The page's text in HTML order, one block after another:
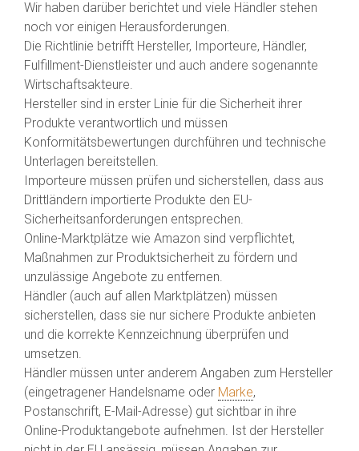
Wir haben darüber berichtet und viele Händler stehen
noch vor einigen Herausforderungen.
Die Richtlinie betrifft Hersteller, Importeure, Händler,
Fulfillment-Dienstleister und auch andere sogenannte
Wirtschaftsakteure.
Hersteller sind in erster Linie für die Sicherheit ihrer
Produkte verantwortlich und müssen
Konformitätsbewertungen durchführen und technische
Unterlagen bereitstellen.
Importeure müssen prüfen und sicherstellen, dass aus
Drittländern importierte Produkte den EU-
Sicherheitsanforderungen entsprechen.
Online-Marktplätze wie Amazon sind verpflichtet,
Maßnahmen zur Produktsicherheit zu fördern und
unzulässige Angebote zu entfernen.
Händler (auch auf allen Marktplätzen) müssen
sicherstellen, dass sie nur sichere Produkte anbieten
und die korrekte Kennzeichnung überprüfen und
umsetzen.
Händler müssen unter anderem Angaben zum Hersteller
(eingetragener Handelsname oder Marke,
Postanschrift, E-Mail-Adresse) gut sichtbar in ihre
Online-Produktangebote aufnehmen. Ist der Hersteller